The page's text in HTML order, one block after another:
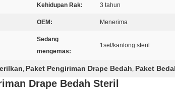
Kehidupan Rak: 3 tahun
OEM: Menerima
Sedang
mengemas:
1set/kantong steril
, Paket Pengiriman Drape Bedah, Paket
Drape Bedah Steril